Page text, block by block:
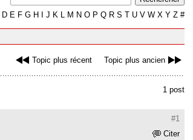
D E F G H J K L M N O P Q R S T U V W X Y Z #
Topic plus récent Topic plus ancien
1 post
#1
Citer